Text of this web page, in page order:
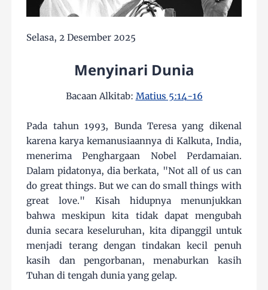
Selasa, 2 Desember 2025
Menyinari Dunia
Bacaan Alkitab: Matius 5:14-16
Pada tahun 1993, Bunda Teresa yang dikenal
karena karya kemanusiaannya di Kalkuta, India,
menerima Penghargaan Nobel Perdamaian.
Dalam pidatonya, dia berkata, "Not all of us can
do great things. But we can do small things with
great love." Kisah hidupnya menunjukkan
bahwa meskipun kita tidak dapat mengubah
dunia secara keseluruhan, kita dipanggil untuk
menjadi terang dengan tindakan kecil penuh
kasih dan pengorbanan, menaburkan kasih
Tuhan di tengah dunia yang gelap.